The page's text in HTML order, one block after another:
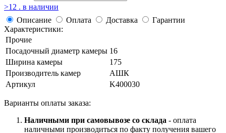
>12 . в наличии
Описание
Оплата Доставка
Гарантии
Характеристики:
Прочие
Посадочный диаметр камеры 16
Ширина камеры
175
Производитель камер
АШК
Артикул
K400030
Варианты оплаты заказа:
Наличными при самовывозе со склада - оплата
наличными производиться по факту получения вашего